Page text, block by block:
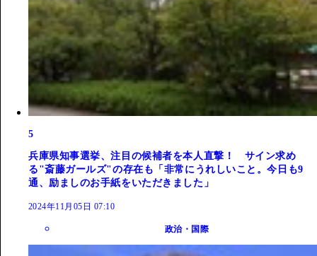
5
兵庫県知事選挙、注目の候補者を本人直撃！ サイン求め
る"斎藤ガールズ"の存在も「非常にうれしいこと。今日も9
通、励ましのお手紙をいただきました」
2024年11月05日 07:10
政治・国際